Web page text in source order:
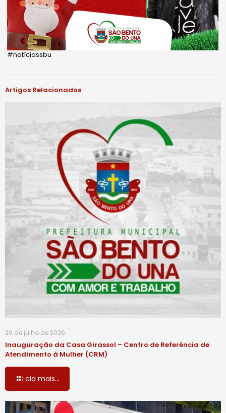
#notíciassbu
Artigos Relacionados
29 de julho de 2026
Inauguração da Casa Girassol – Centro de Referência de
Atendimento à Mulher (CRM)
Leia mais...